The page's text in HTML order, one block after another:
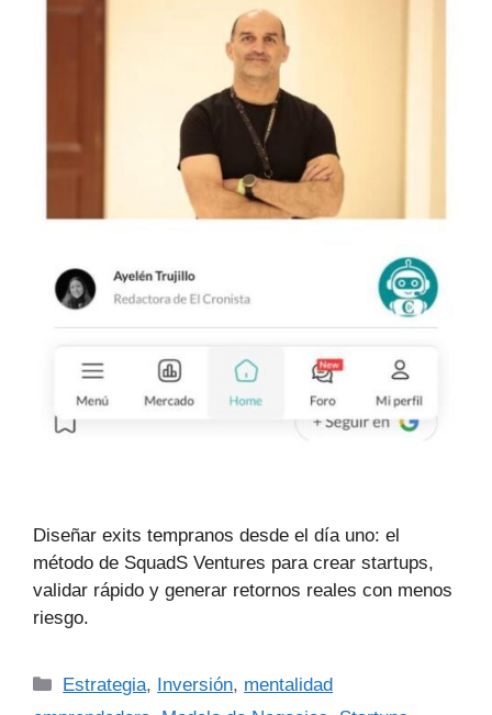
Diseñar exits tempranos desde el día uno: el
método de SquadS Ventures para crear startups,
validar rápido y generar retornos reales con menos
riesgo.
Estrategia, Inversión, mentalidad